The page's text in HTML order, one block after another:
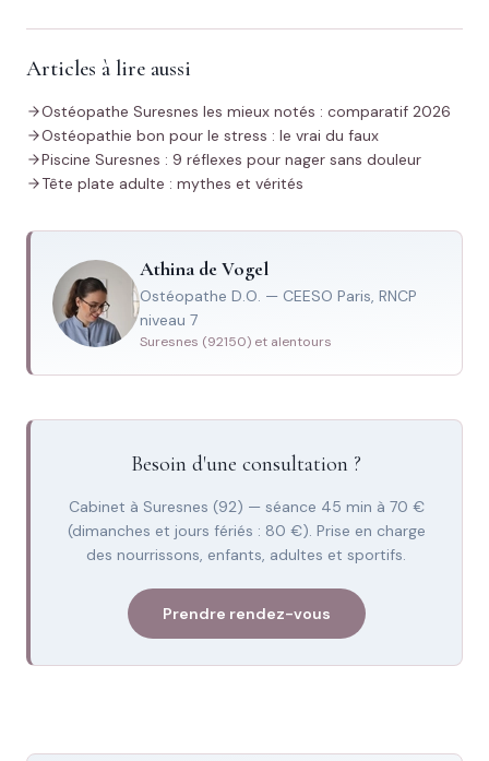
Articles à lire aussi
Ostéopathe Suresnes les mieux notés : comparatif 2026
Ostéopathie bon pour le stress : le vrai du faux
Piscine Suresnes : 9 réflexes pour nager sans douleur
Tête plate adulte : mythes et vérités
Athina de Vogel
Ostéopathe D.O. — CEESO Paris, RNCP
niveau 7
Suresnes (92150) et alentours
Besoin d'une consultation ?
Cabinet à Suresnes (92) — séance 45 min à 70 €
(dimanches et jours fériés : 80 €). Prise en charge
des nourrissons, enfants, adultes et sportifs.
Prendre rendez-vous